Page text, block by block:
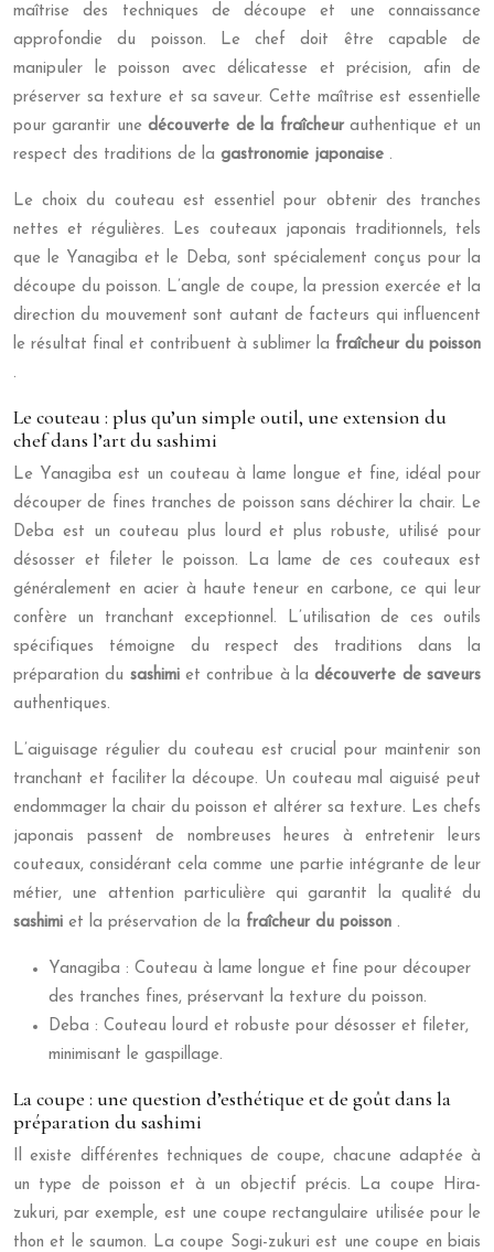
maîtrise des techniques de découpe et une connaissance
approfondie du poisson. Le chef doit être capable de
manipuler le poisson avec délicatesse et précision, afin de
préserver sa texture et sa saveur. Cette maîtrise est essentielle
pour garantir unedécouverte de la fraîcheurauthentique et un
respect des traditions de la gastronomie japonaise .
Le choix du couteau est essentiel pour obtenir des tranches
nettes et régulières. Les couteaux japonais traditionnels, tels
que le Yanagiba et le Deba, sont spécialement conçus pour la
découpe du poisson. L’angle de coupe, la pression exercée et la
direction du mouvement sont autant de facteurs qui influencent
le résultat final et contribuent à sublimer la fraîcheur du poisson
.
Le couteau : plus qu’un simple outil, une extension du
chef dans l’art du sashimi
Le Yanagiba est un couteau à lame longue et fine, idéal pour
découper de fines tranches de poisson sans déchirer la chair. Le
Deba est un couteau plus lourd et plus robuste, utilisé pour
désosser et fileter le poisson. La lame de ces couteaux est
généralement en acier à haute teneur en carbone, ce qui leur
confère un tranchant exceptionnel. L’utilisation de ces outils
spécifiques témoigne du respect des traditions dans la
préparation du sashimiet contribue à ladécouverte de saveurs
authentiques.
L’aiguisage régulier du couteau est crucial pour maintenir son
tranchant et faciliter la découpe. Un couteau mal aiguisé peut
endommager la chair du poisson et altérer sa texture. Les chefs
japonais passent de nombreuses heures à entretenir leurs
couteaux, considérant cela comme une partie intégrante de leur
métier, une attention particulière qui garantit la qualité du
sashimi et la préservation de la fraîcheur du poisson .
Yanagiba : Couteau à lame longue et fine pour découper
des tranches fines, préservant la texture du poisson.
Deba : Couteau lourd et robuste pour désosser et fileter,
minimisant le gaspillage.
La coupe : une question d’esthétique et de goût dans la
préparation du sashimi
Il existe différentes techniques de coupe, chacune adaptée à
un type de poisson et à un objectif précis. La coupe Hira-
zukuri, par exemple, est une coupe rectangulaire utilisée pour le
thon et le saumon. La coupe Sogi-zukuri est une coupe en biais